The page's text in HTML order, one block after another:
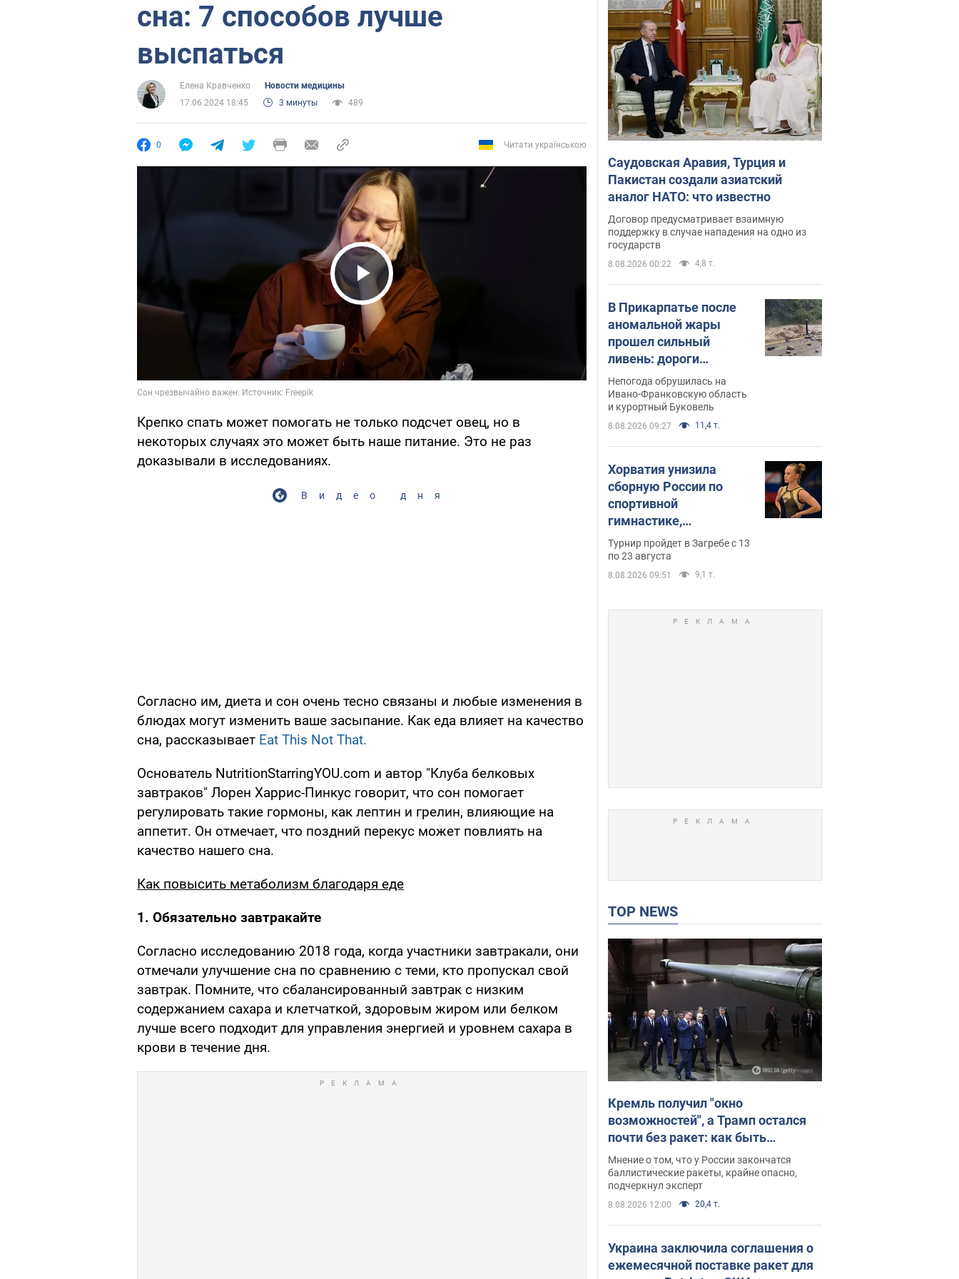
сна: 7 способов лучше
выспаться
Елена Кравченко
Новости медицины
17.06.2024 18:45
3 минуты 489
0 Читати українською
Play Video
Крепко спать может помогать не только подсчет овец, но в
некоторых случаях это может быть наше питание. Это не раз
доказывали в исследованиях.
Видео дня
Согласно им, диета и сон очень тесно связаны и любые изменения в
блюдах могут изменить ваше засыпание. Как еда влияет на качество
сна, рассказывает Eat This Not That.
Основатель NutritionStarringYOU.com и автор "Клуба белковых
завтраков" Лорен Харрис-Пинкус говорит, что сон помогает
регулировать такие гормоны, как лептин и грелин, влияющие на
аппетит. Он отмечает, что поздний перекус может повлиять на
качество нашего сна.
Как повысить метаболизм благодаря еде
1. Обязательно завтракайте
Согласно исследованию 2018 года, когда участники завтракали, они
отмечали улучшение сна по сравнению с теми, кто пропускал свой
завтрак. Помните, что сбалансированный завтрак с низким
содержанием сахара и клетчаткой, здоровым жиром или белком
лучше всего подходит для управления энергией и уровнем сахара в
крови в течение дня.
Саудовская Аравия, Турция и
Пакистан создали азиатский
аналог НАТО: что известно
Договор предусматривает взаимную
поддержку в случае нападения на одно из
государств
8.08.2026 00:22 4,8 т.
В Прикарпатье после
аномальной жары
прошел сильный
ливень: дороги
превратились в реки.
Видео
Непогода обрушилась на
Ивано-Франковскую область
и курортный Буковель
8.08.2026 09:27 11,4 т.
Хорватия унизила
сборную России по
спортивной
гимнастике,
официально не пустив
на чемпионат Европы
основных спортсменов
Турнир пройдет в Загребе с 13
по 23 августа
8.08.2026 09:51 9,1 т.
TOP NEWS
Кремль получил "окно
возможностей", а Трамп остался
почти без ракет: как быть
Украине? Интервью с Мельником
Мнение о том, что у России закончатся
баллистические ракеты, крайне опасно,
подчеркнул эксперт
8.08.2026 12:00 20,4 т.
Украина заключила соглашения о
ежемесячной поставке ракет для